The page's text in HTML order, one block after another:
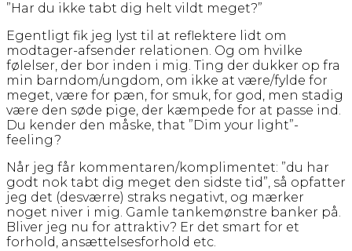
”Har du ikke tabt dig helt vildt meget?”
Egentligt fik jeg lyst til at reflektere lidt om
modtager-afsender relationen. Og om hvilke
følelser, der bor inden i mig. Ting der dukker op fra
min barndom/ungdom, om ikke at være/fylde for
meget, være for pæn, for smuk, for god, men stadig
være den søde pige, der kæmpede for at passe ind.
Du kender den måske, that ”Dim your light”-
feeling?
Når jeg får kommentaren/komplimentet: ”du har
godt nok tabt dig meget den sidste tid”, så opfatter
jeg det (desværre) straks negativt, og mærker
noget niver i mig. Gamle tankemønstre banker på.
Bliver jeg nu for attraktiv? Er det smart for et
forhold, ansættelsesforhold etc.